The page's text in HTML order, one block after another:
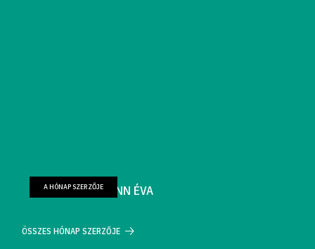
FARKAS WELLMANN ÉVA
A HÓNAP SZERZŐJE
ÖSSZES HÓNAP SZERZŐJE